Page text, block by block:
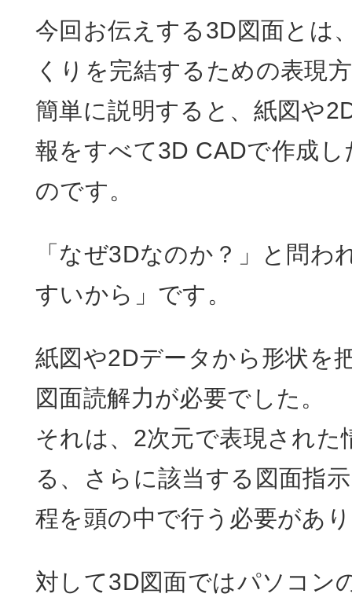
今回お伝えする3D図面とは
くりを完結するための表現
簡単に説明すると、紙図や
報をすべて3D CADで作成
のです。
「なぜ3Dなのか？」と問
すいから」です。
紙図や2Dデータから形状を
図面読解力が必要でした。
それは、2次元で表現された
る、さらに該当する図面指
程を頭の中で行う必要があ
対して3D図面ではパソコン